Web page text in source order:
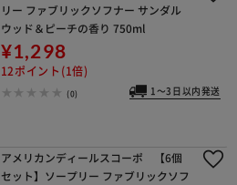
リー ファブリックソフナー サンダル
ウッド＆ピーチの香り 750ml
¥1,298
12ポイント(1倍)
(0) 1～3日以内発送
アメリカンディールスコーポ 【6個
セット】ソープリー ファブリックソフ